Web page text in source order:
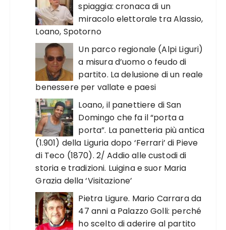
spiaggia: cronaca di un
miracolo elettorale tra Alassio,
Loano, Spotorno
Un parco regionale (Alpi Liguri)
a misura d’uomo o feudo di
partito. La delusione di un reale
benessere per vallate e paesi
Loano, il panettiere di San
Domingo che fa il “porta a
porta”. La panetteria più antica
(1.901) della Liguria dopo ‘Ferrari’ di Pieve
di Teco (1870). 2/ Addio alle custodi di
storia e tradizioni. Luigina e suor Maria
Grazia della ‘Visitazione’
Pietra Ligure. Mario Carrara da
47 anni a Palazzo Golli: perché
ho scelto di aderire al partito